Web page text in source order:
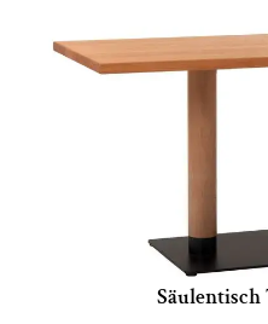
Säulentisch